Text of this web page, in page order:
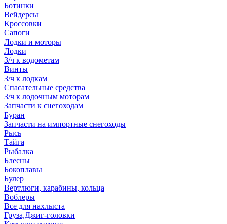
Ботинки
Вейдерсы
Кроссовки
Сапоги
Лодки и моторы
Лодки
З/ч к водометам
Винты
З/ч к лодкам
Спасательные средства
З/ч к лодочным моторам
Запчасти к снегоходам
Буран
Запчасти на импортные снегоходы
Рысь
Тайга
Рыбалка
Блесны
Бокоплавы
Булер
Вертлюги, карабины, кольца
Воблеры
Все для нахлыста
Груза,Джиг-головки